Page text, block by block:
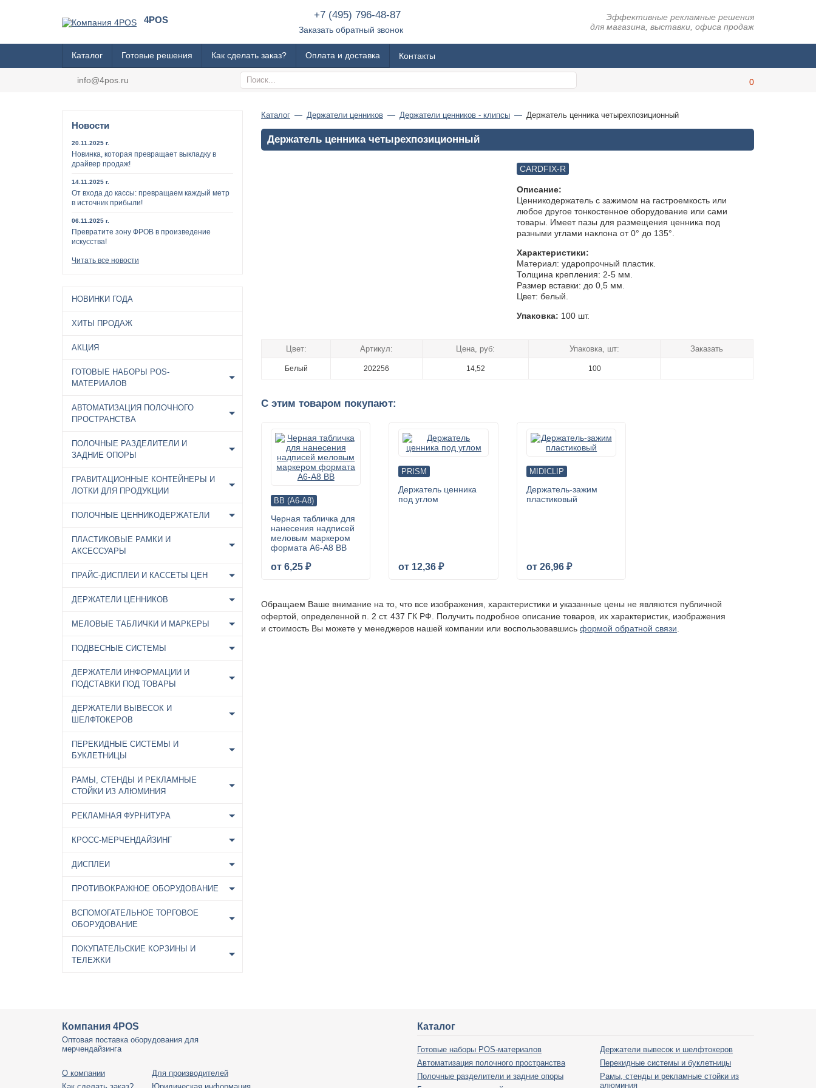
4POS +7 (495) 796-48-87
Заказать обратный звонок
Эффективные рекламные решения
для магазина, выставки, офиса продаж
Каталог Готовые решения Как сделать заказ? Оплата и доставка Контакты
info@4pos.ru
Новости
20.11.2025 г.
Новинка, которая превращает выкладку в
драйвер продаж!
14.11.2025 г.
От входа до кассы: превращаем каждый метр
в источник прибыли!
06.11.2025 г.
Превратите зону ФРОВ в произведение
искусства!
Читать все новости
НОВИНКИ ГОДА
ХИТЫ ПРОДАЖ
АКЦИЯ
ГОТОВЫЕ НАБОРЫ POS-
МАТЕРИАЛОВ
АВТОМАТИЗАЦИЯ ПОЛОЧНОГО
ПРОСТРАНСТВА
ПОЛОЧНЫЕ РАЗДЕЛИТЕЛИ И
ЗАДНИЕ ОПОРЫ
ГРАВИТАЦИОННЫЕ КОНТЕЙНЕРЫ И
ЛОТКИ ДЛЯ ПРОДУКЦИИ
ПОЛОЧНЫЕ ЦЕННИКОДЕРЖАТЕЛИ
ПЛАСТИКОВЫЕ РАМКИ И
АКСЕССУАРЫ
ПРАЙС-ДИСПЛЕИ И КАССЕТЫ ЦЕН
ДЕРЖАТЕЛИ ЦЕННИКОВ
МЕЛОВЫЕ ТАБЛИЧКИ И МАРКЕРЫ
ПОДВЕСНЫЕ СИСТЕМЫ
ДЕРЖАТЕЛИ ИНФОРМАЦИИ И
ПОДСТАВКИ ПОД ТОВАРЫ
ДЕРЖАТЕЛИ ВЫВЕСОК И
ШЕЛФТОКЕРОВ
ПЕРЕКИДНЫЕ СИСТЕМЫ И
БУКЛЕТНИЦЫ
РАМЫ, СТЕНДЫ И РЕКЛАМНЫЕ
СТОЙКИ ИЗ АЛЮМИНИЯ
РЕКЛАМНАЯ ФУРНИТУРА
КРОСС-МЕРЧЕНДАЙЗИНГ
ДИСПЛЕИ
ПРОТИВОКРАЖНОЕ ОБОРУДОВАНИЕ
ВСПОМОГАТЕЛЬНОЕ ТОРГОВОЕ
ОБОРУДОВАНИЕ
ПОКУПАТЕЛЬСКИЕ КОРЗИНЫ И
ТЕЛЕЖКИ
Каталог Держатели ценников Держатели ценников - клипсы Держатель ценника четырехпозиционный
Держатель ценника четырехпозиционный
CARDFIX-R
Описание:
Ценникодержатель с зажимом на гастроемкость или
любое другое тонкостенное оборудование или сами
товары. Имеет пазы для размещения ценника под
разными углами наклона от 0° до 135°.
Характеристики:
Материал: ударопрочный пластик.
Толщина крепления: 2-5 мм.
Размер вставки: до 0,5 мм.
Цвет: белый.
Упаковка: 100 шт.
Цвет: Артикул: Цена, руб: Упаковка, шт: Заказать
Белый 202256 14,52 100
С этим товаром покупают:
BB (A6-A8)
Черная табличка для
нанесения надписей
меловым маркером
формата А6-А8 BB
от 6,25 ₽
PRISM
Держатель ценника
под углом
от 12,36 ₽
MIDICLIP
Держатель-зажим
пластиковый
от 26,96 ₽
Обращаем Ваше внимание на то, что все изображения, характеристики и указанные цены не являются публичной
офертой, определенной п. 2 ст. 437 ГК РФ. Получить подробное описание товаров, их характеристик, изображения
и стоимость Вы можете у менеджеров нашей компании или воспользовавшись формой обратной связи
Компания 4POS
Оптовая поставка оборудования для
мерчендайзинга
О компании
Для производителей
Каталог
Готовые наборы POS-материалов
Автоматизация полочного пространства
Полочные разделители и задние опоры
Держатели вывесок и шелфтокеров
Перекидные системы и буклетницы
Рамы, стенды и рекламные стойки из
алюминия